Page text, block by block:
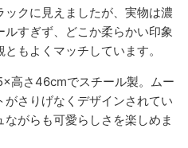
クに見えましたが、実物は濃
すぎず、どこか柔らかい印象
もよくマッチしています。
高さ46cmでスチール製。ムー
がさりげなくデザインされてい
がらも可愛らしさを楽しめま